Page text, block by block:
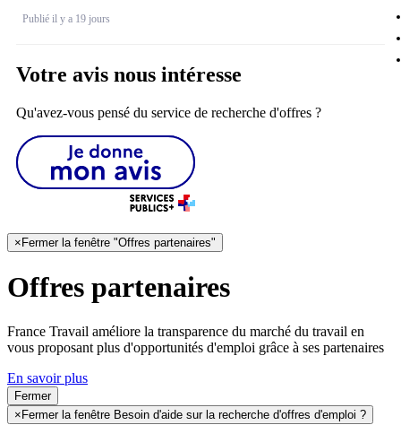
Publié il y a 19 jours
Votre avis nous intéresse
Qu'avez-vous pensé du service de recherche d'offres ?
× Fermer la fenêtre "Offres partenaires"
Offres partenaires
France Travail améliore la transparence du marché du travail en
vous proposant plus d'opportunités d'emploi grâce à ses partenaires
En savoir plus
Fermer
× Fermer la fenêtre Besoin d'aide sur la recherche d'offres d'emploi ?